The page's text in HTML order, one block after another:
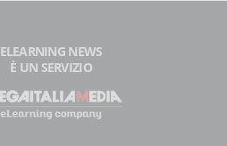
ELEARNING NEWS
È UN SERVIZIO